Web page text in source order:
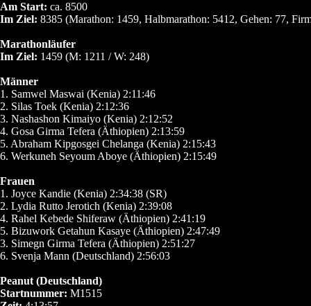
Am Start: ca. 8500
Im Ziel: 8385 (Marathon: 1459, Halbmarathon: 5412, Gehen: 77,
Marathonläufer
Im Ziel: 1459 (M: 1211 / W: 248)
Männer
1. Samwel Maswai (Kenia) 2:11:46
2. Silas Toek (Kenia) 2:12:36
3. Nashashon Kimaiyo (Kenia) 2:12:52
4. Gosa Girma Tefera (Äthiopien) 2:13:59
5. Abraham Kipgosgei Chelanga (Kenia) 2:15:43
6. Werkuneh Seyoum Aboye (Äthiopien) 2:15:49
Frauen
1. Joyce Kandie (Kenia) 2:34:38 (SR)
2. Lydia Rutto Jerotich (Kenia) 2:39:08
4. Rahel Kebede Shiferaw (Äthiopien) 2:41:19
5. Bizuwork Getahun Kasaye (Äthiopien) 2:47:49
3. Simegn Girma Tefera (Äthiopien) 2:51:27
6. Svenja Mann (Deutschland) 2:56:03
Peanut (Deutschland)
Startnummer: M1515